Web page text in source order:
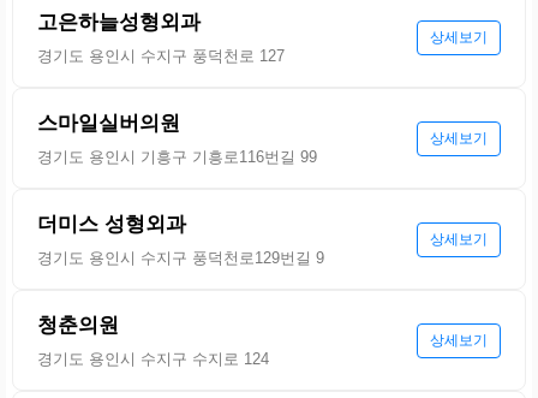
고은하늘성형외과
경기도 용인시 수지구 풍덕천로 127
상세보기
스마일실버의원
경기도 용인시 기흥구 기흥로116번길 99
상세보기
더미스 성형외과
경기도 용인시 수지구 풍덕천로129번길 9
상세보기
청춘의원
경기도 용인시 수지구 수지로 124
상세보기